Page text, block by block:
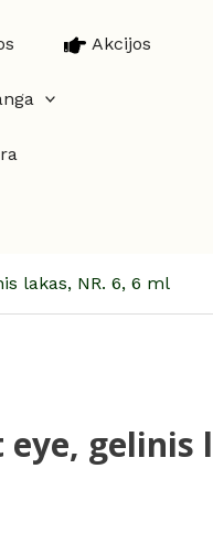
Akcijos
lakas, NR. 6, 6 ml
eye,